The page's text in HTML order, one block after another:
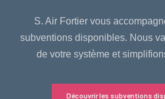
S. Air Fortier vous
subventions disponibles. Nous
de votre système et
Découvrir les subventions